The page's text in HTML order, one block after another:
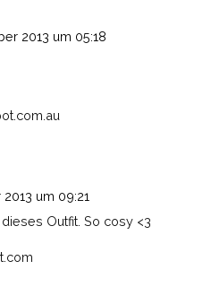
2013 um 05:18
um 09:21
Outfit. So cosy <3